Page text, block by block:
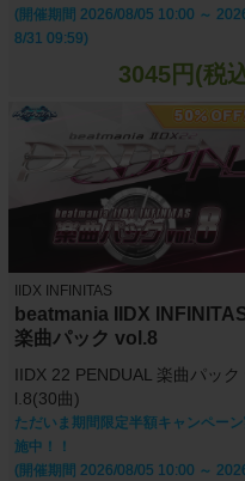
(開催期間 2026/08/05 10:00 ～
8/31 09:59)
3045円(税
IIDX INFINITAS
beatmania IIDX
楽曲パック vol.8
IIDX 22 PENDUAL 楽曲パック
l.8(30曲)
ただいま期間限定半額キャンペー
施中！！
(開催期間 2026/08/05 10:00 ～